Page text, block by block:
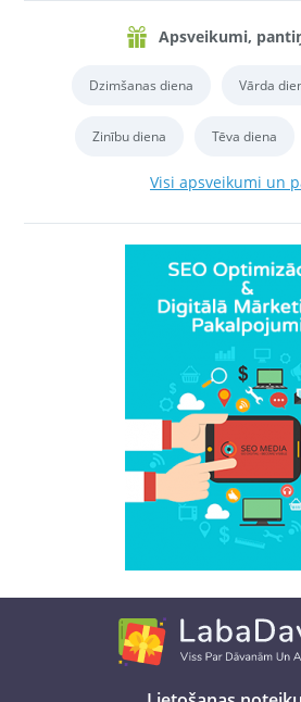
Apsveikumi,
Dzimšanas diena Vārda
Zinību diena Tēva diena
Visi apsveikumi un